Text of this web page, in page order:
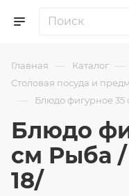
Главная — Каталог —
Столовая посуда и
— Блюдо фигурное 35
Блюдо
см Рыба /
18/